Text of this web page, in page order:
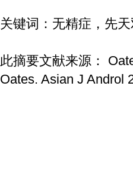
关键词：无精症，先
此摘要文献来源：
Oates. Asian J Androl